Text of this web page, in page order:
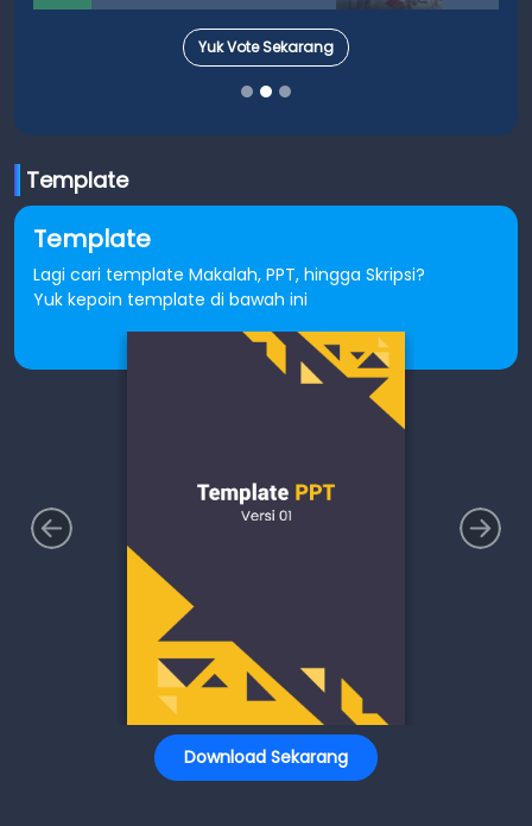
Yuk Vote Sekarang
Template
Template
Lagi cari template Makalah, PPT, hingga Skripsi?
Yuk kepoin template di bawah ini
Download Sekarang